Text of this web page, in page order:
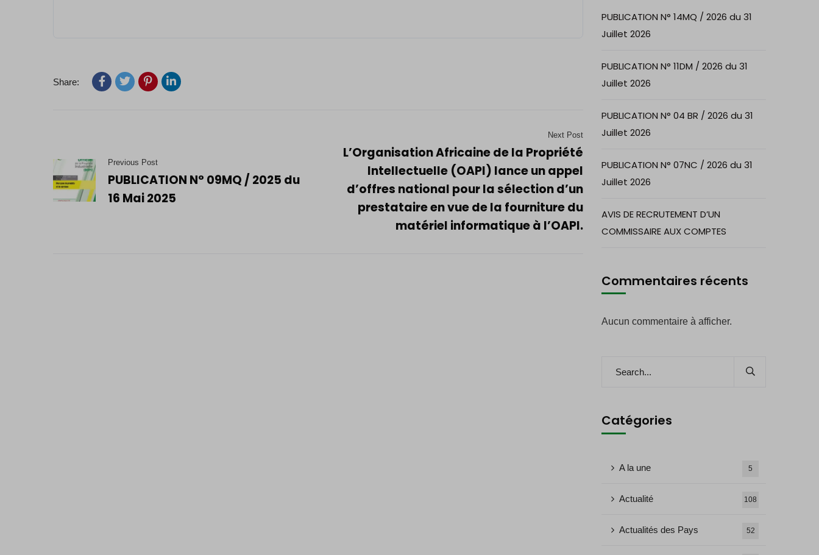
Share:
Previous Post
PUBLICATION N° 09MQ / 2025 du
16 Mai 2025
Next Post
L’Organisation Africaine de la Propriété
Intellectuelle (OAPI) lance un appel
d’offres national pour la sélection d’un
prestataire en vue de la fourniture du
matériel informatique à l’OAPI.
PUBLICATION N° 14MQ / 2026 du 31
Juillet 2026
PUBLICATION N° 11DM / 2026 du 31
Juillet 2026
PUBLICATION N° 04 BR / 2026 du 31
Juillet 2026
PUBLICATION N° 07NC / 2026 du 31
Juillet 2026
AVIS DE RECRUTEMENT D’UN
COMMISSAIRE AUX COMPTES
Commentaires récents
Aucun commentaire à afficher.
Catégories
A la une 5
Actualité 108
Actualités des Pays 52